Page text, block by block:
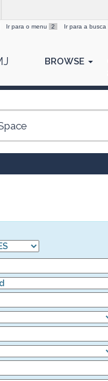
Ir para o menu 2 Ir para a busca
BROWSE